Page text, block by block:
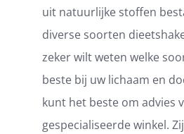
uit natuurlijke stoffen
diverse soorten
zeker wilt weten welke
beste bij uw lichaam en
kunt het beste om advies
gespecialiseerde winkel.